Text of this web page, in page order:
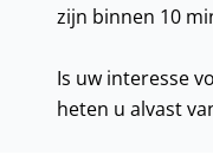
zijn binnen 10
Is uw interesse
heten u alvast